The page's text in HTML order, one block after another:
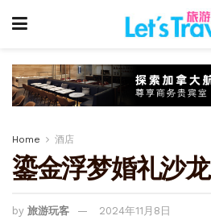
Home 酒店
鎏金浮梦婚礼沙龙
by 旅游玩客 2024年11月8日